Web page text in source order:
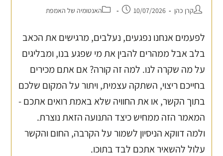
קרן כהן 10/07/2026 האנטומיה של האמפת
לפעמים אנחנו נפגעים, נעלבים, מרגישים את הכאב
בלב אבל ממהרים להבין את מי שפגע בנו, ומבליגים
על מה שקרה לנו. למה זה קורה? אם אתם מכירים
בחייכם ריצוי, השתקה עצמית, ויתור על המקום שלכם
בתוך הקשר, או את החוויה שלא באמת רואים אתכם -
המאמר הזה ממחיש כיצד התנועה הזאת נוצרת.
ולמה דווקא הניסיון לשמור על הקרבה, החום והקשר
עלול להשאיר אתכם לבד בתוכו.